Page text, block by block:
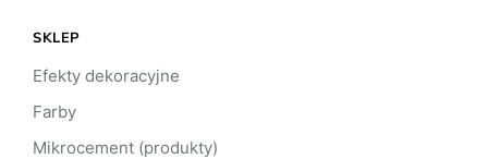
SKLEP
Efekty dekoracyjne
Farby
Mikrocement (produkty)